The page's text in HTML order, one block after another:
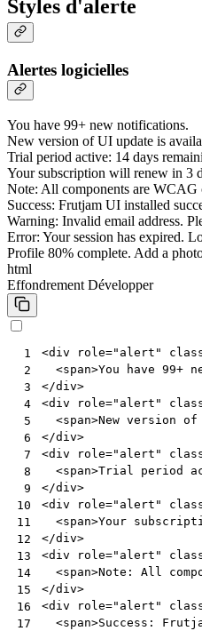
Styles d'alerte
Alertes logicielles
You have 99+ new notifications.
New version of UI update is
Trial period active: 14 days
Your subscription will renew in 3
Note: All components are WCAG
Success: Frutjam UI installed
Warning: Invalid email address.
Error: Your session has expired.
Profile 80% complete. Add a
html
Effondrement Développer
1
2
3
4
5
6
7
8
9
10
11
12
13
14
15
16
17
<div role="alert"
<span>You have 99+
</div>
<div role="alert"
<span>New version
</div>
<div role="alert"
<span>Trial period
</div>
<div role="alert"
<span>Your
</div>
<div role="alert"
<span>Note: All
</div>
<div role="alert"
<span>Success: